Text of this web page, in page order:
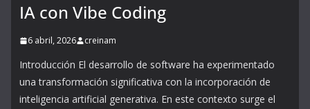
IA con Vibe Coding
6 abril, 2026 creinam
Introducción El desarrollo de software ha experimentado
una transformación significativa con la incorporación de
inteligencia artificial generativa. En este contexto surge el